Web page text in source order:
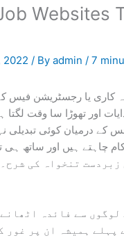
Websites
2022/ Byadmin/7
کاری یا رجسٹریشن فیس
اور تھوڑا سا وقت لگتا
کے درمیان کوئی تبدیلی
تنخواہ کی
سے فائدہ
پہلے ہمیشہ ان پر غور